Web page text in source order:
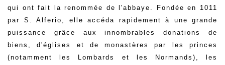
qui ont fait la renommée de l'abbaye. Fondée en 1011
par S. Alferio, elle accéda rapidement à une grande
puissance grâce aux innombrables donations de
biens, d'églises et de monastères par les princes
(notamment les Lombards et les Normands), les